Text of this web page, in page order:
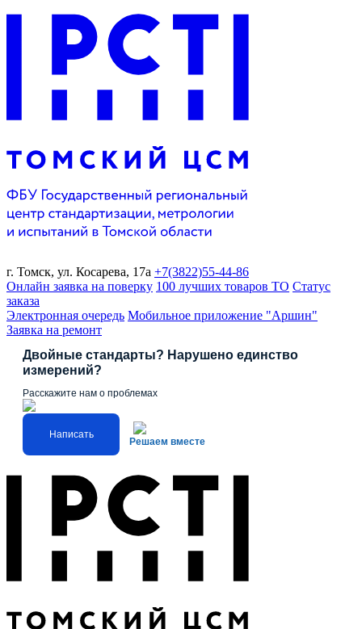
г. Томск, ул. Косарева, 17а +7(3822)55-44-86
Онлайн заявка на поверку 100 лучших товаров ТО Статус
заказа
Электронная очередь Мобильное приложение "Аршин"
Заявка на ремонт
Двойные стандарты? Нарушено единство
измерений?
Расскажите нам о проблемах
Написать
Решаем вместе